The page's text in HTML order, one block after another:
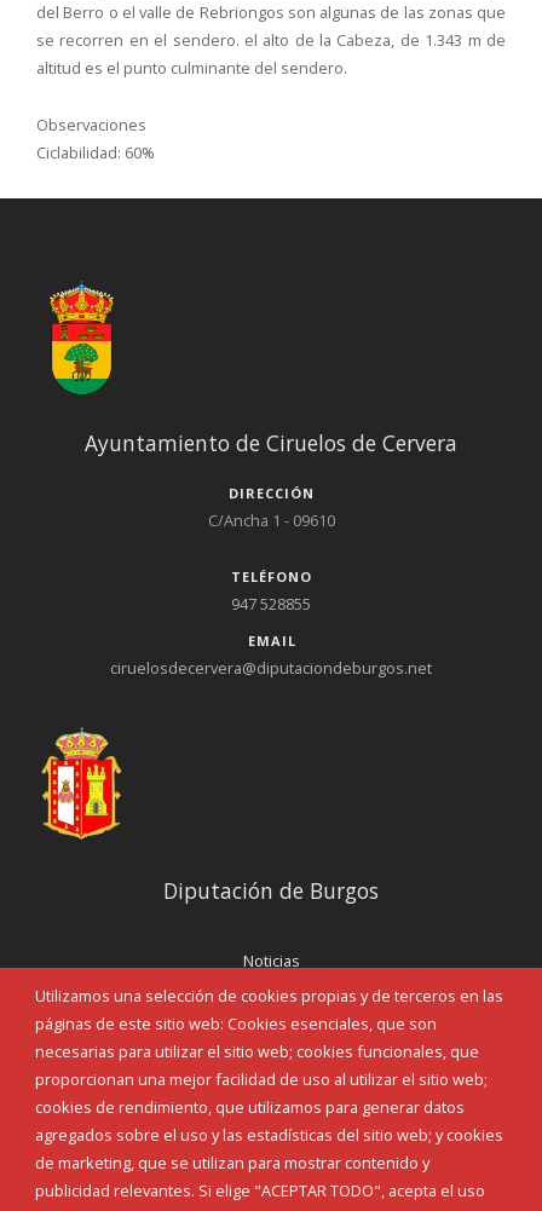
del Berro o el valle de Rebriongos son algunas de las zonas que
se recorren en el sendero. el alto de la Cabeza, de 1.343 m de
altitud es el punto culminante del sendero.
Observaciones
Ciclabilidad: 60%
Utilizamos una selección de cookies propias y de terceros en las
páginas de este sitio web: Cookies esenciales, que son
necesarias para utilizar el sitio web; cookies funcionales, que
proporcionan una mejor facilidad de uso al utilizar el sitio web;
cookies de rendimiento, que utilizamos para generar datos
agregados sobre el uso y las estadísticas del sitio web; y cookies
de marketing, que se utilizan para mostrar contenido y
publicidad relevantes. Si elige "ACEPTAR TODO", acepta el uso
Ayuntamiento de Ciruelos de Cervera
DIRECCIÓN
C/Ancha 1 - 09610
TELÉFONO
947 528855
EMAIL
ciruelosdecervera@diputaciondeburgos.net
Diputación de Burgos
Noticias
Eventos
Corporación Municipal
Teléfonos de interés
INICIAR SESIÓN
MAPA WEB